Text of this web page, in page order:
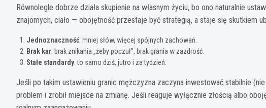
Równolegle dobrze działa skupienie na własnym życiu, bo ono naturalnie
znajomych, ciało — obojętność przestaje być strategią, a staje się skutkiem
Jednoznaczność: mniej słów, więcej spójnych zachowań.
Brak kar: brak znikania „żeby poczuł”, brak grania w zazdrość.
Stałe standardy: to samo dziś, jutro i za tydzień.
Jeśli po takim ustawieniu granic mężczyzna zaczyna inwestować stabilnie
problem i zrobił miejsce na zmianę. Jeśli reaguje wyłącznie złością albo